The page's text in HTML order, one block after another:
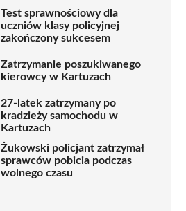
Test sprawnościowy dla
uczniów klasy policyjnej
zakończony sukcesem
Zatrzymanie poszukiwanego
kierowcy w Kartuzach
27-latek zatrzymany po
kradzieży samochodu w
Kartuzach
Żukowski policjant zatrzymał
sprawców pobicia podczas
wolnego czasu